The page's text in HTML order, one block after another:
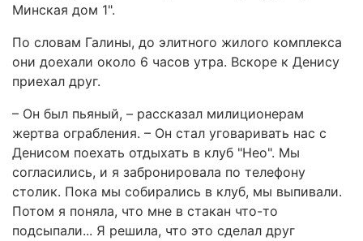
Минская дом 1".
По словам Галины, до элитного жилого комплекса
они доехали около 6 часов утра. Вскоре к Денису
приехал друг.
– Он был пьяный, – рассказал милиционерам
жертва ограбления. – Он стал уговаривать нас с
Денисом поехать отдыхать в клуб "Нео". Мы
согласились, и я забронировала по телефону
столик. Пока мы собирались в клуб, мы выпивали.
Потом я поняла, что мне в стакан что-то
подсыпали... Я решила, что это сделал друг